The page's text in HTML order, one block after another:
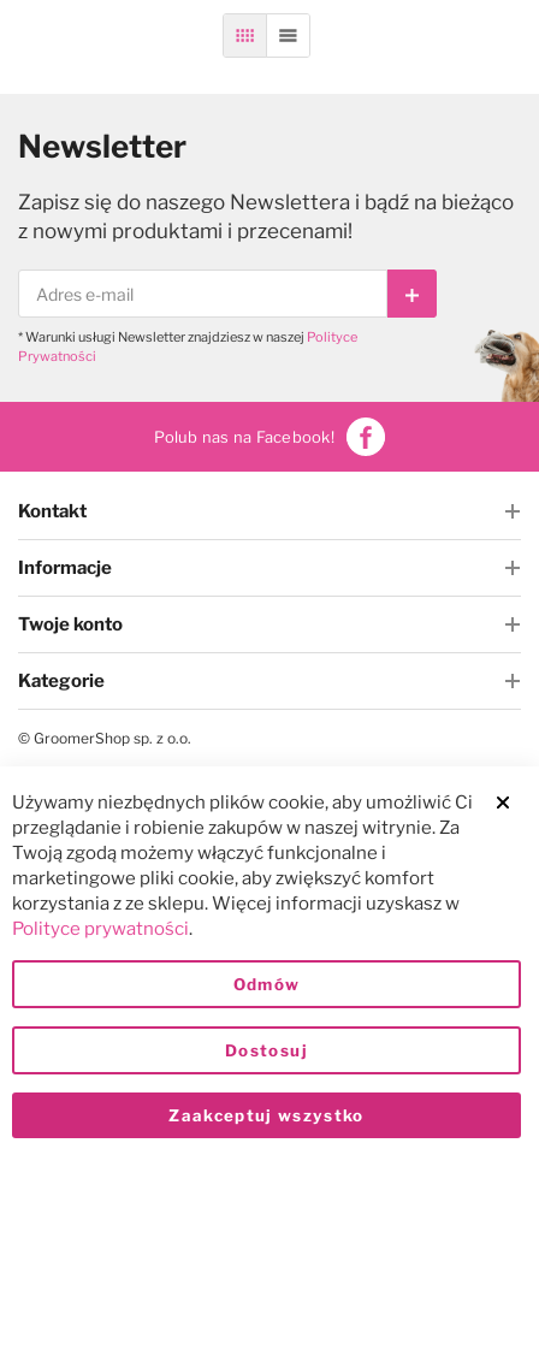
SiatkaLista
Newsletter
Zapisz się do naszego Newslettera i bądź na bieżąco
z nowymi produktami i przecenami!
Subskrybuj
* Warunki usługi Newsletter znajdziesz w naszej Polityce
Prywatności
Polub nas na Facebook!
Kontakt
Informacje
Twoje konto
Kategorie
© GroomerShop sp. z o.o.
Używamy niezbędnych plików cookie, aby umożliwić Ci
przeglądanie i robienie zakupów w naszej witrynie. Za
Twoją zgodą możemy włączyć funkcjonalne i
marketingowe pliki cookie, aby zwiększyć komfort
korzystania z ze sklepu. Więcej informacji uzyskasz w
Polityce prywatności.
Zaakceptuj wszystko
Dostosuj
Odmów